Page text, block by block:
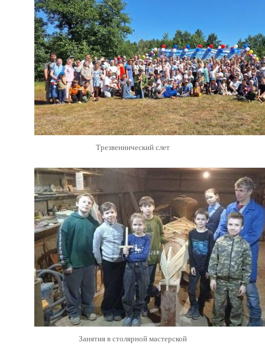
Трезвеннический слет
Занятия в столярной мастерской